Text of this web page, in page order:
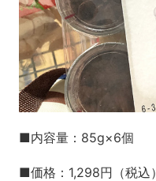
■内容量：85g×6個
■価格：1,298円（税込）